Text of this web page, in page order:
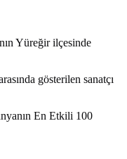
Yüreğir ilçesinde
gösterilen sanatçı
En Etkili 100